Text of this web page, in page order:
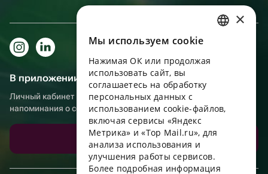
В приложении еще удобнее!
Личный кабинет получателя, больше бонусов за покупки и
напоминания о событиях
Скачать приложение
ENGLISH
UKRAINIAN
PORTUGUESE
×
Мы используем сookie
Нажимая ОК или продолжая
использовать сайт, вы
соглашаетесь на обработку
персональных данных с
использованием cookie-файлов,
включая сервисы «Яндекс
Метрика» и «Top Mail.ru», для
анализа использования и
улучшения работы сервисов.
Более подробная информация